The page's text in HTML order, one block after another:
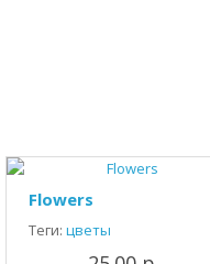
Flowers
Теги: цветы